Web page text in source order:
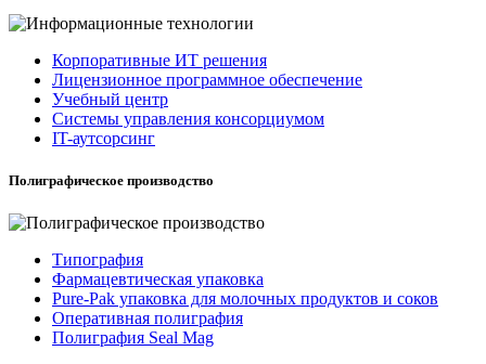
Корпоративные ИТ решения
Лицензионное программное обеспечение
Учебный центр
Системы управления консорциумом
IT-аутсорсинг
Полиграфическое производство
Типография
Фармацевтическая упаковка
Pure-Pak упаковка для молочных продуктов и соков
Оперативная полиграфия
Полиграфия Seal Mag